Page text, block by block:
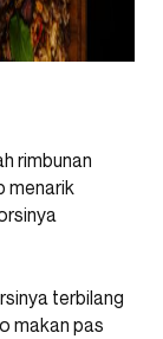
rimbunan
menarik
terbilang
makan pas